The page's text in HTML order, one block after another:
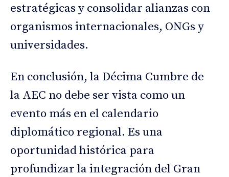
estratégicas y consolidar alianzas con
organismos internacionales, ONGs y
universidades.
En conclusión, la Décima Cumbre de
la AEC no debe ser vista como un
evento más en el calendario
diplomático regional. Es una
oportunidad histórica para
profundizar la integración del Gran